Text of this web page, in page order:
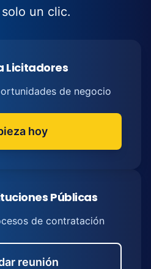
solo un clic.
Licitadores
de negocio
hoy
Públicas
de contratación
reunión